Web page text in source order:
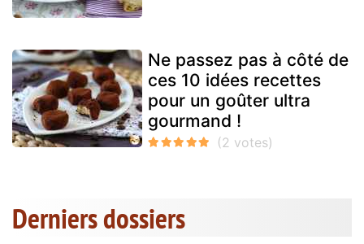
Ne passez pas à côté de
ces 10 idées recettes
pour un goûter ultra
gourmand !
Derniers dossiers